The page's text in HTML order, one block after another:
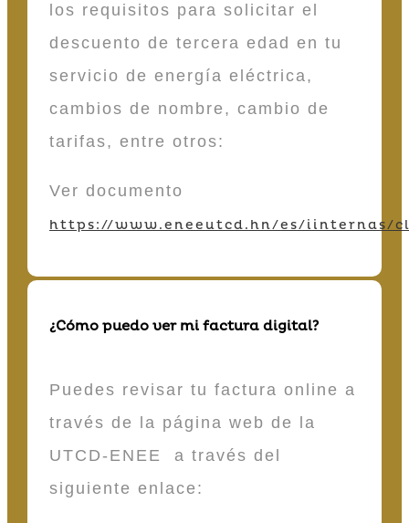
los requisitos para solicitar el
descuento de tercera edad en tu
servicio de energía eléctrica,
cambios de nombre, cambio de
tarifas, entre otros:
Ver documento
https://www.eneeutcd.hn/es/iinternas/
¿Cómo puedo ver mi factura digital?
Puedes revisar tu factura online a
través de la página web de la
UTCD-ENEE a través del
siguiente enlace: